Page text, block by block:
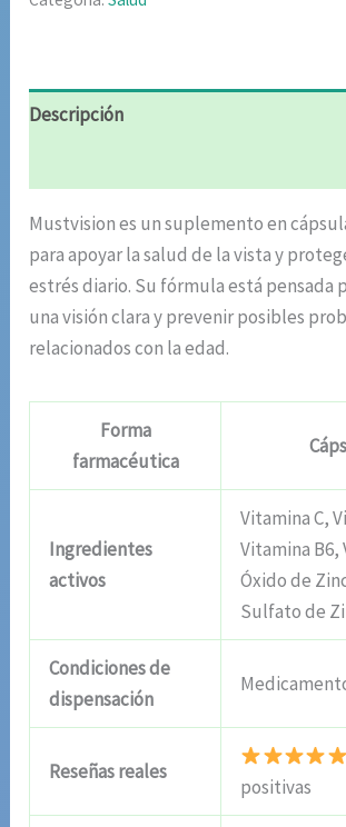
Descripción
Mustvision es un suplemento en
para apoyar la salud de la vista y
estrés diario. Su fórmula está pensada
una visión clara y prevenir posibles
relacionados con la edad.
Forma
farmacéutica
Ingredientes
activos
Vitamina C,
Vitamina B6,
Óxido de
Sulfato de
Condiciones de
dispensación
Reseñas reales
positivas